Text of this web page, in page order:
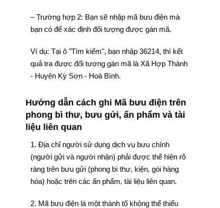
– Trường hợp 2: Bạn sẽ nhập mã bưu điện mà
bạn có để xác định đối tượng được gán mã.
Ví dụ: Tại ô "Tìm kiếm", bạn nhập 36214, thì kết
quả tra được đối tượng gán mã là Xã Hợp Thành
- Huyện Kỳ Sơn - Hoà Bình.
Hướng dẫn cách ghi Mã bưu điện trên
phong bì thư, bưu gửi, ấn phẩm và tài
liệu liên quan
1. Địa chỉ người sử dụng dịch vụ bưu chính
(người gửi và người nhận) phải được thể hiện rõ
ràng trên bưu gửi (phong bì thư, kiện, gói hàng
hóa) hoặc trên các ấn phẩm, tài liệu liên quan.
2. Mã bưu điện là một thành tố không thể thiếu